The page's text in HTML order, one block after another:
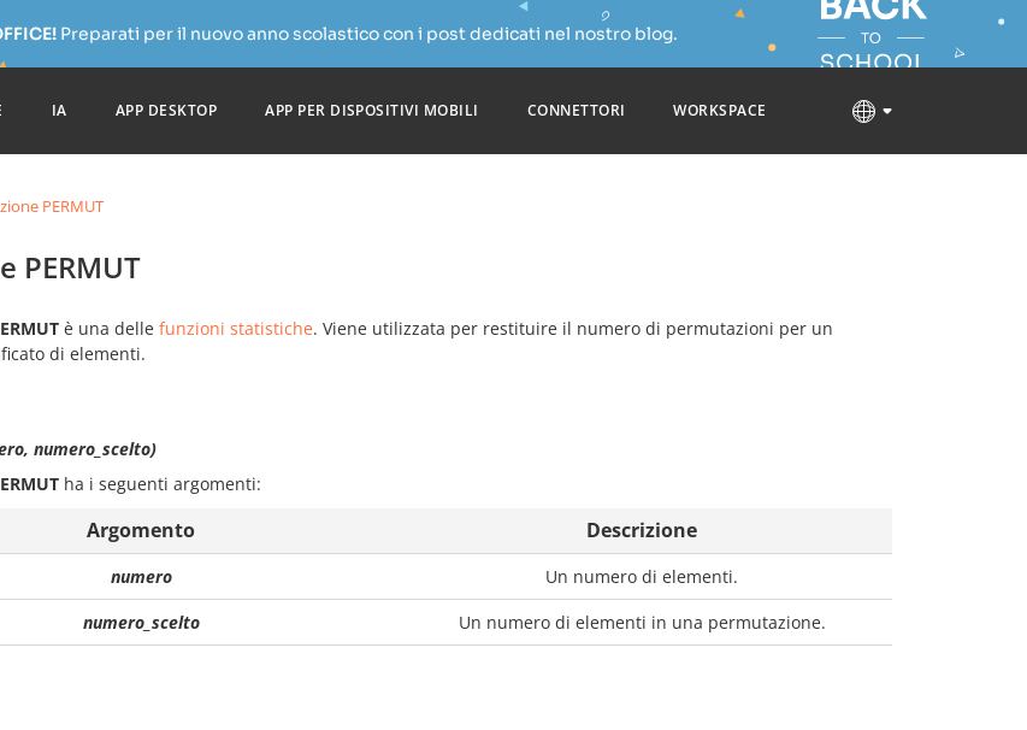
Preparati per il nuovo anno scolastico con i post dedicati nel nostro blog.
IA APP DESKTOP APP PER DISPOSITIVI MOBILI CONNETTORI WORKSPACE
PERMUT
PERMUT
è una delle funzioni statistiche. Viene utilizzata per restituire il numero di permutazioni per un
di elementi.
numero_scelto)
ha i seguenti argomenti:
Argomento Descrizione
numero
Un numero di elementi.
numero_scelto
Un numero di elementi in una permutazione.